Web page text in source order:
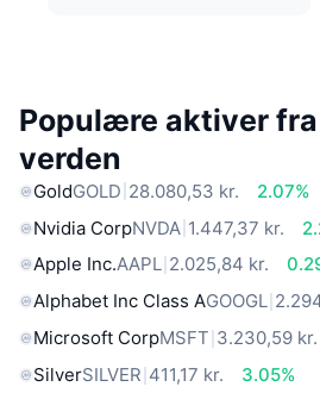
Populære aktiver
verden
GoldGOLD 28.080,53 kr.
2.07%
Nvidia CorpNVDA 1.447,37 kr.
Apple Inc.AAPL 2.025,84 kr.
Alphabet Inc Class AGOOGL
Microsoft CorpMSFT 3.230,59 kr.
SilverSILVER 411,17 kr.
3.05%